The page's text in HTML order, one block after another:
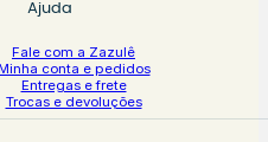
Ajuda
Fale com a Zazulê
conta e pedidos
Entregas e frete
Trocas e devoluções